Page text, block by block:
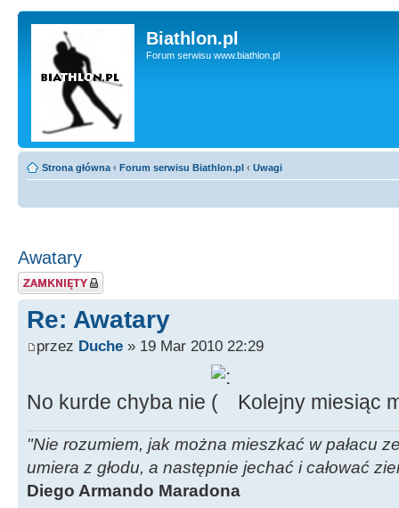
Biathlon.pl
Forum serwisu www.biathlon.pl
Strona główna ‹ Forum serwisu Biathlon.pl ‹ Uwagi
Awatary
Zablokowany temat
Re: Awatary
przez Duche » 19 Mar 2010 22:29
No kurde chyba nie Kolejny miesiąc
"Nie rozumiem, jak można mieszkać w pałacu
umiera z głodu, a następnie jechać i całować
Diego Armando Maradona